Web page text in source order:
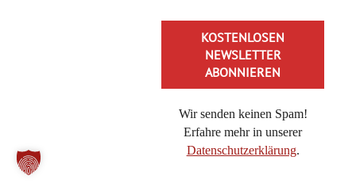
Wir senden keinen Spam!
Erfahre mehr in unserer
Datenschutzerklärung.
Hallo, wäre es auch möglich, die Zwiebeln einzukochen
um diese länger haltbar zu machen?
Liebe Grüße